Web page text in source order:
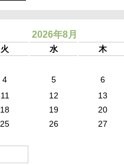
2026年8月
火 水 木
4 5
6
11 12
13
18 19
20
25 26
27